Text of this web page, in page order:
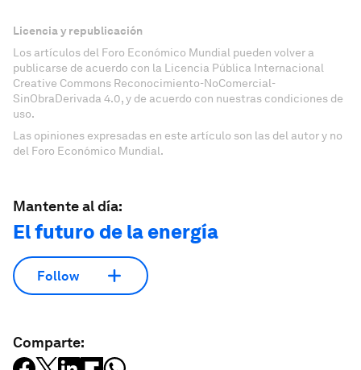
Licencia y republicación
Los artículos del Foro Económico Mundial pueden volver a
publicarse de acuerdo con la Licencia Pública Internacional
Creative Commons Reconocimiento-NoComercial-
SinObraDerivada 4.0, y de acuerdo con nuestras condiciones de
uso.
Las opiniones expresadas en este artículo son las del autor y no
del Foro Económico Mundial.
Mantente al día:
El futuro de la energía
Follow
Comparte: